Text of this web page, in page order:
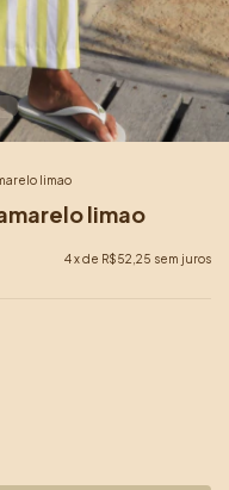
limao
limao
4x de R$52,25 sem juros